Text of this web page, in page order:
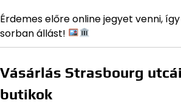
Érdemes előre online jegyet venni,
sorban állást!
Vásárlás Strasbourg
butikok